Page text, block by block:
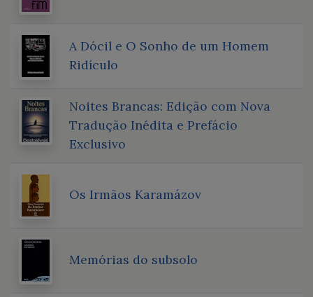
A Dócil e O Sonho de um Homem
Ridículo
Noites Brancas: Edição com Nova
Tradução Inédita e Prefácio
Exclusivo
Os Irmãos Karamázov
Memórias do subsolo